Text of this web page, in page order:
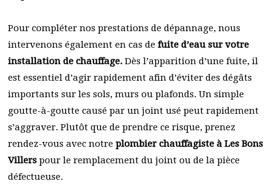
Pour compléter nos prestations de dépannage, nous
intervenons également en cas de fuite d’eau sur votre
installation de chauffage. Dès l’apparition d’une fuite, il
est essentiel d’agir rapidement afin d’éviter des dégâts
importants sur les sols, murs ou plafonds. Un simple
goutte-à-goutte causé par un joint usé peut rapidement
s’aggraver. Plutôt que de prendre ce risque, prenez
rendez-vous avec notre plombier chauffagiste à Les Bons
Villers pour le remplacement du joint ou de la pièce
défectueuse.